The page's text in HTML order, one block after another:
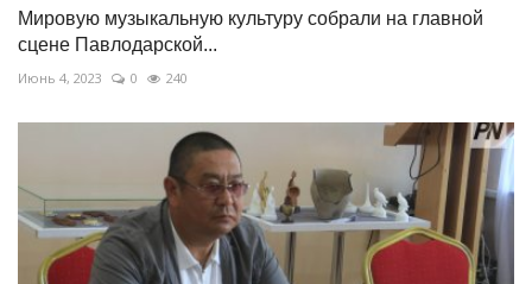
Мировую музыкальную культуру собрали на главной
сцене Павлодарской...
Июнь 4, 2023 0 240